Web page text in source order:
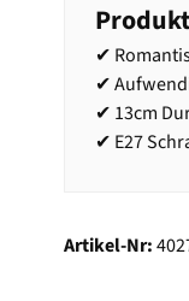
✔
✔
✔ 13cm
✔ E27
Artikel-Nr: